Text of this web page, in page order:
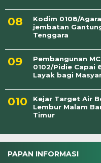
Kodim 0108/
jembatan
Tenggara
Pembangunan
0102/Pidie Capai
Layak bagi
Kejar Target Air
Lembur Malam
Timur
PAPAN INFORMASI